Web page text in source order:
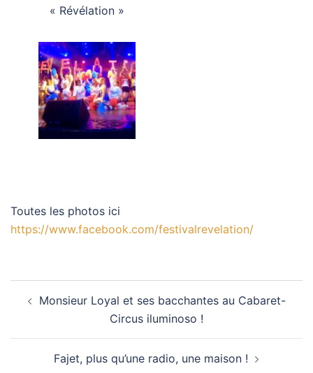
« Révélation »
Toutes les photos ici
https://www.facebook.com/festivalrevelation/
d’article
Monsieur Loyal et ses bacchantes au Cabaret-
Circus iluminoso !
Fajet, plus qu’une radio, une maison !